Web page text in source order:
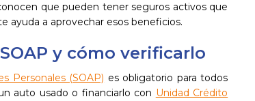
que pueden tener seguros activos que
ayuda a aprovechar esos beneficios.
y cómo verificarlo
Personales (SOAP) es obligatorio para todos
auto usado o financiarlo con Unidad Crédito